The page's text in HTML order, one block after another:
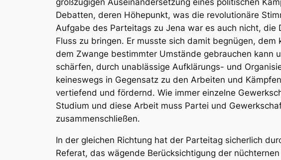
Debatten, deren Höhepunkt, was die revolutionäre
Aufgabe des Parteitags zu Jena war es auch nicht,
Fluss zu bringen. Er musste sich damit begnügen,
dem Zwange bestimmter Umstände gebrauchen kann
schärfen, durch unablässige Aufklärungs- und
keineswegs in Gegensatz zu den Arbeiten und
vertiefend und fördernd. Wie immer einzelne
Studium und diese Arbeit muss Partei und
zusammenschließen.
In der gleichen Richtung hat der Parteitag sicherlich
Referat, das wägende Berücksichtigung der